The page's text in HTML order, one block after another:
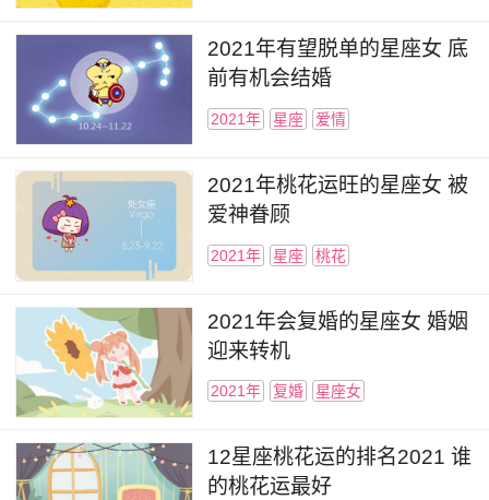
2021年有望脱单的星座女 底
前有机会结婚
2021年 星座 爱情
2021年桃花运旺的星座女 被
爱神眷顾
2021年 星座 桃花
2021年会复婚的星座女 婚姻
迎来转机
2021年 复婚 星座女
12星座桃花运的排名2021 谁
的桃花运最好